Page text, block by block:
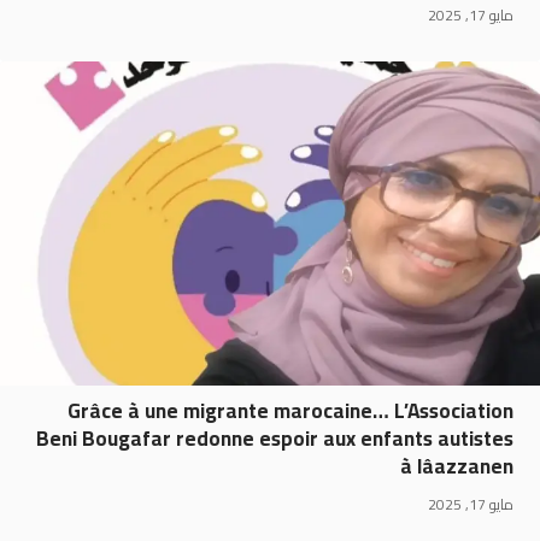
مايو 17, 2025
Grâce à une migrante marocaine… L’Association
Beni Bougafar redonne espoir aux enfants autistes
à Iâazzanen
مايو 17, 2025